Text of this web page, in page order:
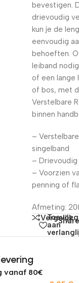
bevestigen.
drievoudig
kun je de
eenvoudig
behoeften.
leiband
of een lange
of bos, met
Verstelbare
binnen
–
singelband
–
– Voorzien
penning of
Afmeting:
Vergelijk
aan
vanaf 80€